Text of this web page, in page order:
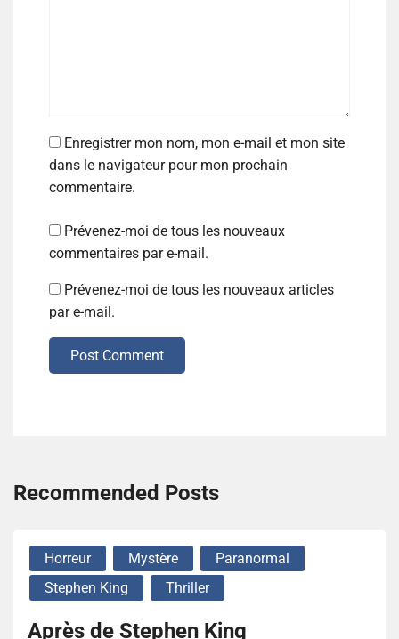
Enregistrer mon nom, mon e-mail et mon site
dans le navigateur pour mon prochain
commentaire.
Prévenez-moi de tous les nouveaux
commentaires par e-mail.
Prévenez-moi de tous les nouveaux articles
par e-mail.
Post Comment
Recommended Posts
Horreur Mystère
Paranormal
Stephen King
Thriller
Après de Stephen King